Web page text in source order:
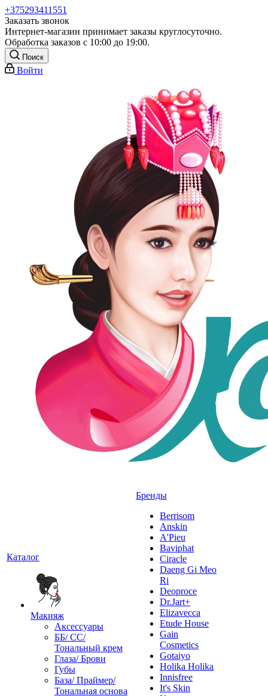
+375293411551
Заказать звонок
Интернет-магазин принимает заказы круглосуточно.
Обработка заказов с 10:00 до 19:00.
Поиск
Войти
Каталог
Макияж
Аксессуары
ББ/ СС/
Тональный крем
Глаза/ Брови
Губы
База/ Праймер/
Тональная основа
Бренды
Berrisom
Anskin
A'Pieu
Baviphat
Ciracle
Daeng Gi Meo
Ri
Deoproce
Dr.Jart+
Elizavecca
Etude House
Gain
Cosmetics
Gotaiyo
Holika Holika
Innisfree
It's Skin